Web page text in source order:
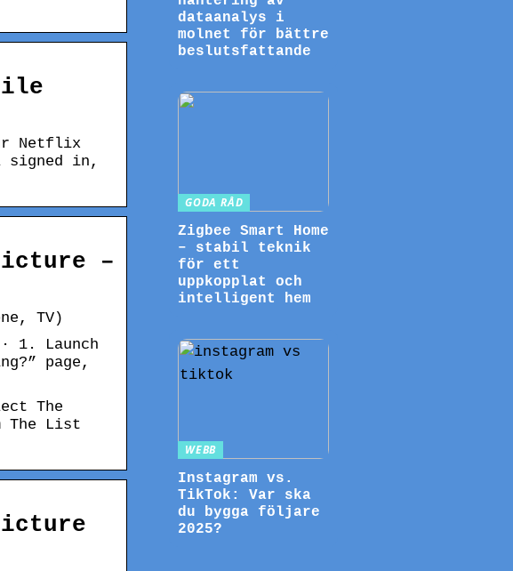
Netflix
signed in,
–
TV)
1. Launch
page,
The
The List
dataanalys i
molnet för bättre
beslutsfattande
GODA RÅD
Zigbee Smart Home
– stabil teknik
för ett
uppkopplat och
intelligent hem
WEBB
Instagram vs.
TikTok: Var ska
du bygga följare
2025?